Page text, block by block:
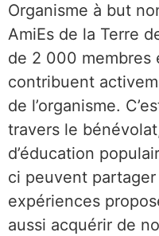
Organisme à but
AmiEs de la Terre
de 2 000 membres
contribuent
de l’organisme.
travers le
d’éducation
ci peuvent
expériences
aussi acquérir de